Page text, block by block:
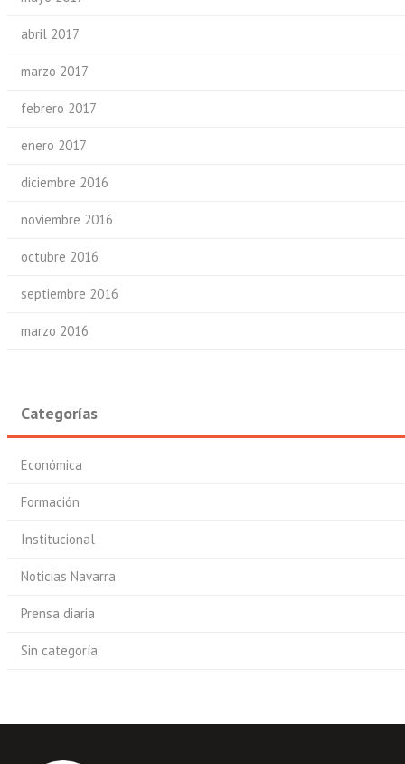
abril 2017
marzo 2017
febrero 2017
enero 2017
diciembre 2016
noviembre 2016
octubre 2016
septiembre 2016
marzo 2016
Categorías
Económica
Formación
Institucional
Noticias Navarra
Prensa diaria
Sin categoría